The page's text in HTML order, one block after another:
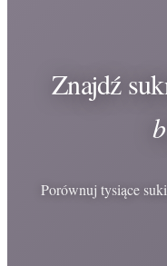
Znajdź
Porównuj tysiące